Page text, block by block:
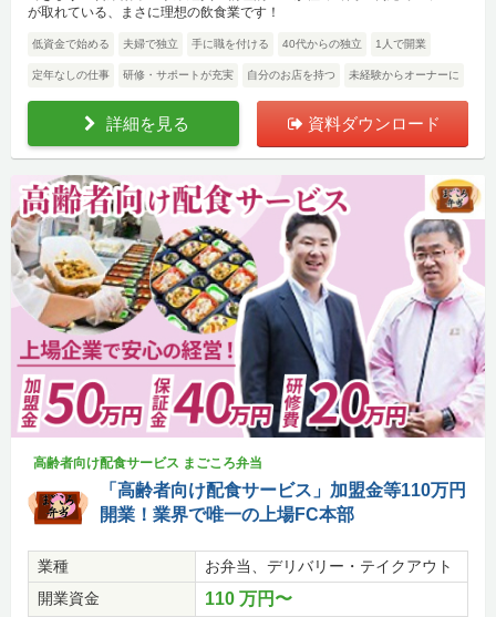
が取れている、まさに理想の飲食業です！
低資金で始める 夫婦で独立 手に職を付ける 40代からの独立 1人で開業
定年なしの仕事 研修・サポートが充実 自分のお店を持つ 未経験からオーナーに
詳細を見る 資料ダウンロード
高齢者向け配食サービス まごころ弁当
「高齢者向け配食サービス」加盟金等110万円
開業！業界で唯一の上場FC本部
業種
お弁当、デリバリー・テイクアウト
開業資金
110 万円〜